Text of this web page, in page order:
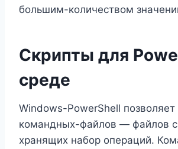
большим-количеством
Скрипты для
среде
Windows-PowerShell позволяет
командных-файлов — файлов
хранящих набор операций.